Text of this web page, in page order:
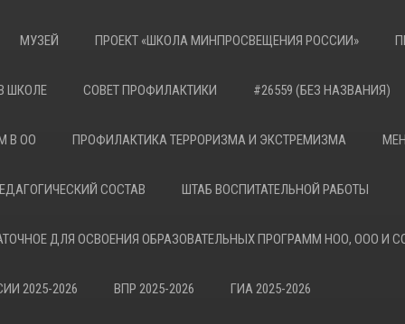
МУЗЕЙ ПРОЕКТ «ШКОЛА МИНПРОСВЕЩЕНИЯ РОССИИ»
ШКОЛЕ СОВЕТ ПРОФИЛАКТИКИ #26559 (БЕЗ НАЗВАНИЯ)
В ОО ПРОФИЛАКТИКА ТЕРРОРИЗМА И ЭКСТРЕМИЗМА
СОСТАВ ШТАБ ВОСПИТАТЕЛЬНОЙ РАБОТЫ
ДЛЯ ОСВОЕНИЯ ОБРАЗОВАТЕЛЬНЫХ ПРОГРАММ НОО, ООО И
2025-2026 ВПР 2025-2026 ГИА 2025-2026